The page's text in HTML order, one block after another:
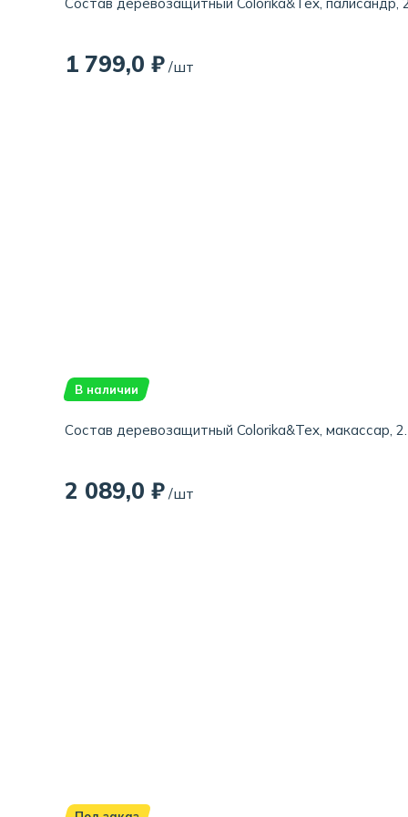
1 799,0 ₽ /шт
В наличии
Состав деревозащитный Colorika&Tex, макассар,
2 089,0 ₽ /шт